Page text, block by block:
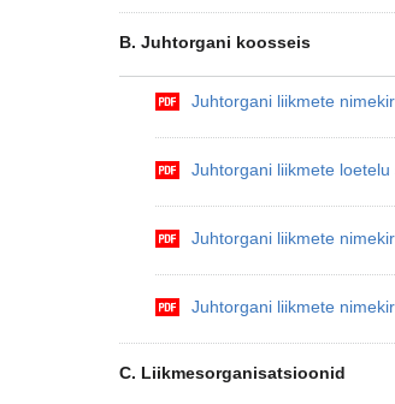
B. Juhtorgani koosseis
Juhtorgani liikmete
Juhtorgani liikmete
Juhtorgani liikmete
Juhtorgani liikmete
C. Liikmesorganisatsioonid